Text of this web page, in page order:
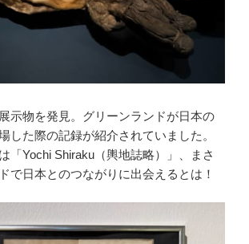
示物を発見。グリーンランドが日本の
した際の記録が紹介されていました。
「Yochi Shiraku（輿地誌略）」、まさ
で日本とのつながりに出会えるとは！